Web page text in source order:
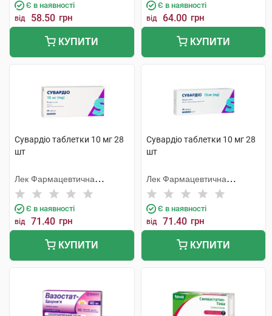
Є в наявності
від 58.50 грн
КУПИТИ
Є в наявності
від 64.00 грн
КУПИТИ
Сувардіо таблетки 10 мг 28
шт
Лек Фармацевтична
компанія
Є в наявності
від 71.40 грн
КУПИТИ
Сувардіо таблетки 10 мг 28
шт
Лек Фармацевтична
компанія
Є в наявності
від 71.40 грн
КУПИТИ